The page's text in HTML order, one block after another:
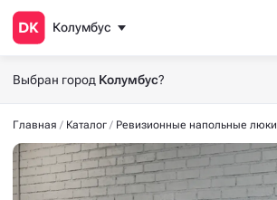
Колумбус
Выбран город Колумбус?
Главная Каталог Ревизионные напольные люки